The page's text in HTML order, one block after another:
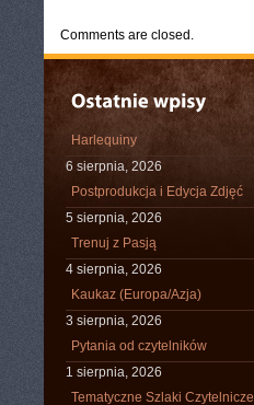
Comments are closed.
Harlequiny
6 sierpnia, 2026
Postprodukcja i Edycja Zdjęć
5 sierpnia, 2026
Trenuj z Pasją
4 sierpnia, 2026
Kaukaz (Europa/Azja)
3 sierpnia, 2026
Pytania od czytelników
1 sierpnia, 2026
Tematyczne Szlaki Czytelnicze